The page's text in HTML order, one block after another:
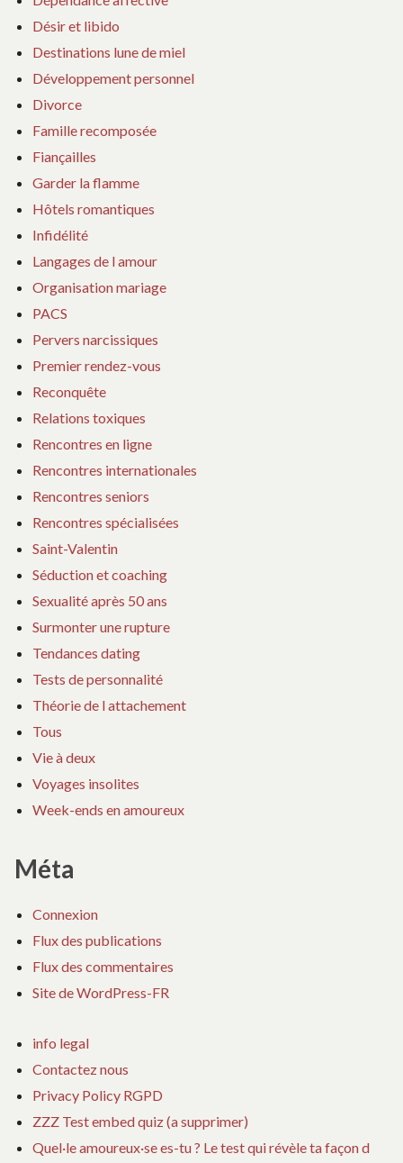
Désir et libido
Destinations lune de miel
Développement personnel
Divorce
Famille recomposée
Fiançailles
Garder la flamme
Hôtels romantiques
Infidélité
Langages de l amour
Organisation mariage
PACS
Pervers narcissiques
Premier rendez-vous
Reconquête
Relations toxiques
Rencontres en ligne
Rencontres internationales
Rencontres seniors
Rencontres spécialisées
Saint-Valentin
Séduction et coaching
Sexualité après 50 ans
Surmonter une rupture
Tendances dating
Tests de personnalité
Théorie de l attachement
Tous
Vie à deux
Voyages insolites
Week-ends en amoureux
Méta
Connexion
Flux des publications
Flux des commentaires
Site de WordPress-FR
info legal
Contactez nous
Privacy Policy RGPD
ZZZ Test embed quiz (a supprimer)
Quel·le amoureux·se es-tu ? Le test qui révèle ta façon d